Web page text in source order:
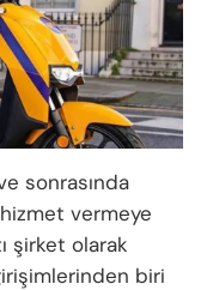
sonrasında
vermeye
şirket olarak
biri